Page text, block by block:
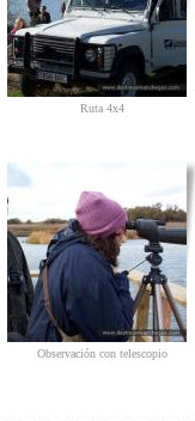
Ruta 4x4
Observación con telescopio